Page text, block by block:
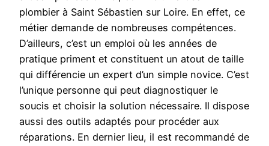
plombier à Saint Sébastien sur Loire. En effet, ce
métier demande de nombreuses compétences.
D’ailleurs, c’est un emploi où les années de
pratique priment et constituent un atout de taille
qui différencie un expert d’un simple novice. C’est
l’unique personne qui peut diagnostiquer le
soucis et choisir la solution nécessaire. Il dispose
aussi des outils adaptés pour procéder aux
réparations. En dernier lieu, il est recommandé de